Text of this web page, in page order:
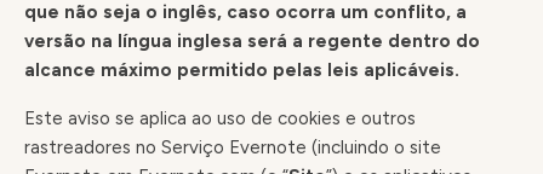
que não seja o inglês, caso ocorra um conflito, a
versão na língua inglesa será a regente dentro do
alcance máximo permitido pelas leis aplicáveis.
Este aviso se aplica ao uso de cookies e outros
rastreadores no Serviço Evernote (incluindo o site